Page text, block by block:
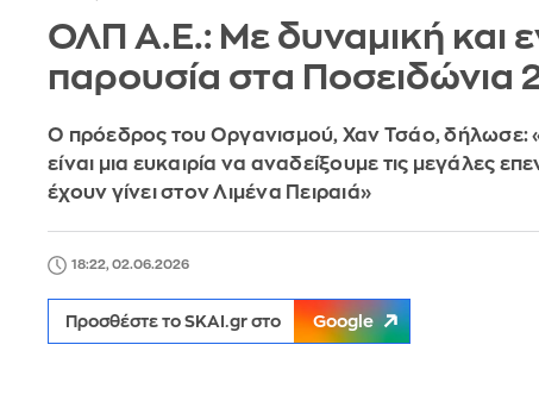
ΟΛΠ Α.Ε.: Με δυναμική και
παρουσία στα Ποσειδώνια
Ο πρόεδρος του Οργανισμού, Χαν Τσάο, δήλωσε:
είναι μια ευκαιρία να αναδείξουμε τις μεγάλες
έχουν γίνει στον Λιμένα Πειραιά»
18:22, 02.06.2026
Προσθέστε το SKAI.gr στο Google